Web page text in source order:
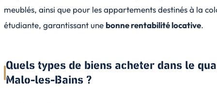
meublés, ainsi que pour les appartements destinés à la
étudiante, garantissant une bonne rentabilité locative.
Quels types de biens acheter dans le
Malo-les-Bains ?